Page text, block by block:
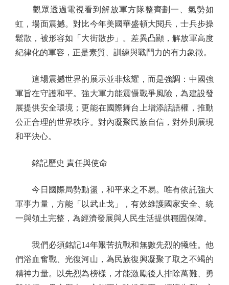
觀眾透過電視看到解放軍方隊整齊劃一、氣勢如
虹，場面震撼。對比今年美國華盛頓大閱兵，士兵步操
鬆散，被形容如「大街散步」。差異凸顯，解放軍高度
紀律化的軍容，正是素質、訓練與戰鬥力的有力象徵。
這場震撼世界的展示並非炫耀，而是強調：中國強
軍旨在守護和平。強大軍力能震懾戰爭風險，為建設發
展提供安全環境；更能在國際舞台上增添話語權，推動
公正合理的世界秩序。對內凝聚民族自信，對外則展現
和平決心。
銘記歷史 責任與使命
今日國際局勢動盪，和平來之不易。唯有依託強大
軍事力量，方能「以武止戈」，有效維護國家安全、統
一與領土完整，為經濟發展與人民生活提供穩固保障。
我們必須銘記14年艱苦抗戰和無數先烈的犧牲。他
們浴血奮戰、光復河山，為民族復興凝聚了取之不竭的
精神力量。以先烈為榜樣，才能激勵後人排除萬難、勇